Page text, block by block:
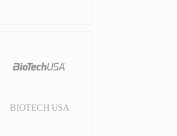
BIOTECH USA